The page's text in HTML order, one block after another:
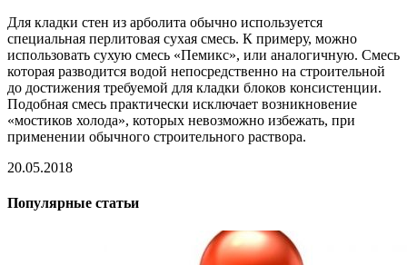
Для кладки стен из арболита обычно используется
специальная перлитовая сухая смесь. К примеру, можно
использовать сухую смесь «Пемикс», или аналогичную. Смесь
которая разводится водой непосредственно на строительной
до достижения требуемой для кладки блоков консистенции.
Подобная смесь практически исключает возникновение
«мостиков холода», которых невозможно избежать, при
применении обычного строительного раствора.
20.05.2018
Популярные статьи